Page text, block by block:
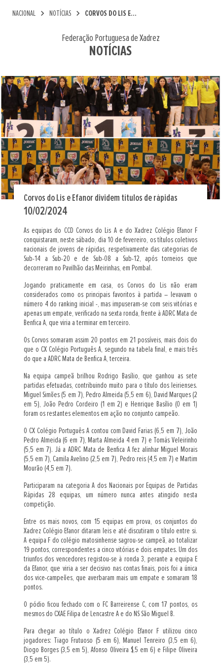
NACIONAL chevron_right NOTÍCIAS chevron_right CORVOS DO LIS E...
Federação Portuguesa de Xadrez
NOTÍCIAS
Corvos do Lis e Efanor dividem títulos de rápidas
10/02/2024
As equipas do CCD Corvos do Lis A e do Xadrez Colégio Efanor F
conquistaram, neste sábado, dia 10 de fevereiro, os títulos coletivos
nacionais de jovens de rápidas, respetivamente das categorias de
Sub-14 a Sub-20 e de Sub-08 a Sub-12, após torneios que
decorreram no Pavilhão das Meirinhas, em Pombal.
Jogando praticamente em casa, os Corvos do Lis não eram
considerados como os principais favoritos à partida – levavam o
número 4 do ranking inicial -, mas impuseram-se com seis vitórias e
apenas um empate, verificado na sexta ronda, frente à ADRC Mata de
Benfica A, que viria a terminar em terceiro.
Os Corvos somaram assim 20 pontos em 21 possíveis, mais dois do
que o CX Colégio Português A, segundo na tabela final, e mais três
do que a ADRC Mata de Benfica A, terceira.
Na equipa campeã brilhou Rodrigo Basílio, que ganhou as sete
partidas efetuadas, contribuindo muito para o título dos leirienses.
Miguel Simões (5 em 7), Pedro Almeida (5,5 em 6), David Marques (2
em 5), João Pedro Cordeiro (1 em 2) e Henrique Basílio (0 em 1)
foram os restantes elementos em ação no conjunto campeão.
O CX Colégio Português A contou com David Farias (6,5 em 7), João
Pedro Almeida (6 em 7), Marta Almeida 4 em 7) e Tomás Veleirinho
(5,5 em 7). Já a ADRC Mata de Benfica A fez alinhar Miguel Morais
(5,5 em 7), Camila Avelino (2,5 em 7), Pedro reis (4,5 em 7) e Martim
Mourão (4,5 em 7).
Participaram na categoria A dos Nacionais por Equipas de Partidas
Rápidas 28 equipas, um número nunca antes atingido nesta
competição.
Entre os mais novos, com 15 equipas em prova, os conjuntos do
Xadrez Colégio Efanor ditaram leis e até discutiram o título entre si.
A equipa F do colégio matosinhense sagrou-se campeã, ao totalizar
19 pontos, correspondentes a cinco vitórias e dois empates. Um dos
triunfos dos vencedores registou-se à ronda 3, perante a equipa E
da Efanor, que viria a ser decisivo nas contas finais, pois foi a única
dos vice-campeões, que averbaram mais um empate e somaram 18
pontos.
O pódio ficou fechado com o FC Barreirense C, com 17 pontos, os
mesmos do CXAE Filipa de Lencastre A e do NS São Miguel B.
Para chegar ao título o Xadrez Colégio Efanor F utilizou cinco
jogadores: Tiago Frutuoso (5 em 6), Manuel Tenreiro (3,5 em 6),
Diogo Borges (3,5 em 5), Afonso Oliveira $,5 em 6) e Filipe Oliveira
(3,5 em 5).